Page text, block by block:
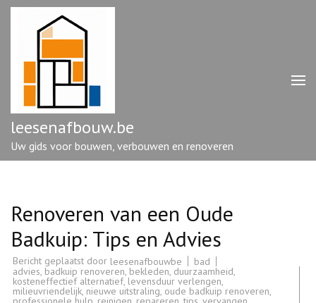
Ga
enter)
leesenafbouw.be
Uw gids voor bouwen, verbouwen en renoveren
Renoveren van een Oude
Badkuip: Tips en Advies
Bericht geplaatst door leesenafbouwbe
bad
advies, badkuip renoveren, bekleden, duurzaamheid,
kosteneffectief alternatief, levensduur verlengen,
milieuvriendelijk, nieuwe uitstraling, oude badkuip renoveren,